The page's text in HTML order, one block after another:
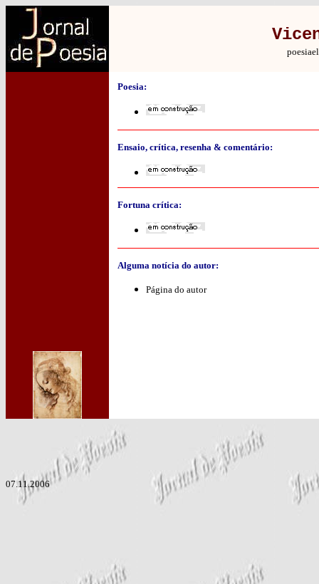
Poesia:
Ensaio, crítica, resenha & comentário:
Fortuna crítica:
Alguma notícia do autor:
Página do autor
07.11.2006